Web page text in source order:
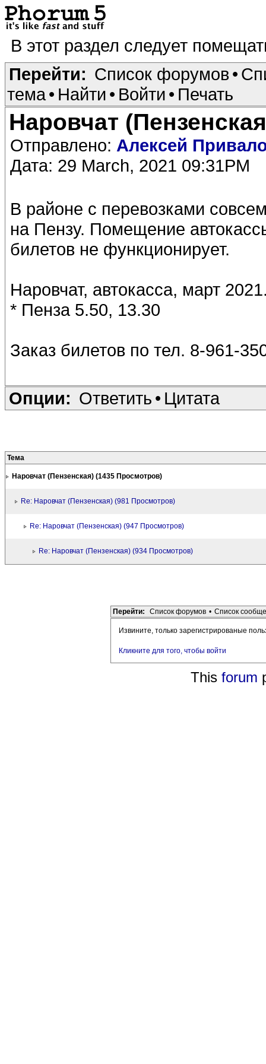
В этот раздел следует
Перейти: Список форумов•
тема• Найти • Войти • Печать
Наровчат
Отправлено: Алексей
Дата: 29 March, 2021 09:31PM
В районе с перевозками
на Пензу. Помещение
билетов не функционирует.
Наровчат, автокасса, март
* Пенза 5.50, 13.30
Заказ билетов по тел. 8-961-
Опции: Ответить • Цитата
Тема
Наровчат (Пензенская) (1435 Просмотров)
Re: Наровчат (Пензенская) (981 Просмотров)
Re: Наровчат (Пензенская) (947 Просмотров)
Re: Наровчат (Пензенская) (934 Просмотров)
Перейти: Список форумов • Список
Извините, только зарегистрированые
Кликните для того, чтобы войти
This forum